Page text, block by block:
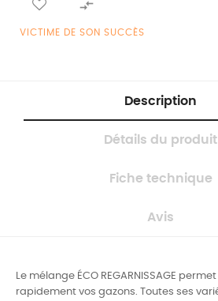

VICTIME DE SON SUCCÈS
Description
Détails du produit
Fiche technique
Avis
Le mélange ÉCO REGARNISSAGE
rapidement vos gazons. Toutes ses